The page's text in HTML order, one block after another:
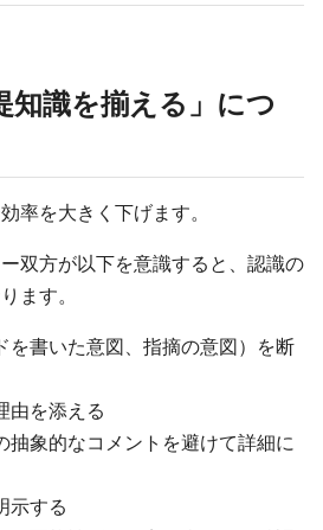
知識を揃える」につ
率を大きく下げます。
双方が以下を意識すると、認識の
ます。
を書いた意図、指摘の意図）を断
由を添える
抽象的なコメントを避けて詳細に
示する